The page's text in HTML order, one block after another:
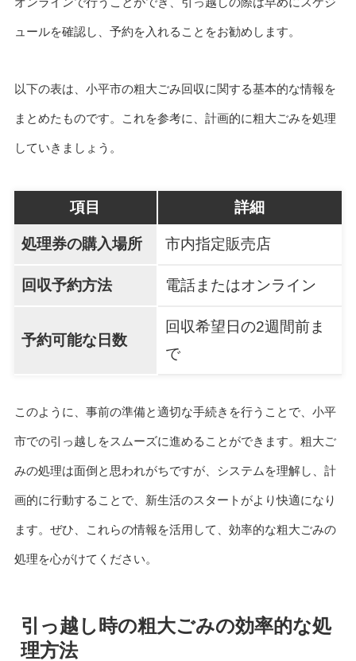
ュールを確認し、予約を入れることをお勧めします。
以下の表は、小平市の粗大ごみ回収に関する基本的な情報を
まとめたものです。これを参考に、計画的に粗大ごみを処理
していきましょう。
項目 詳細
処理券の購入場所 市内指定販売店
回収予約方法 電話またはオンライン
予約可能な日数
回収希望日の2週間前ま
で
このように、事前の準備と適切な手続きを行うことで、小平
市での引っ越しをスムーズに進めることができます。粗大ご
みの処理は面倒と思われがちですが、システムを理解し、計
画的に行動することで、新生活のスタートがより快適になり
ます。ぜひ、これらの情報を活用して、効率的な粗大ごみの
処理を心がけてください。
引っ越し時の粗大ごみの効率的な処
理方法